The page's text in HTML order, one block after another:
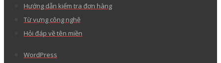
Hướng dẫn kiểm tra đơn hàng
Từ vựng công nghệ
Hỏi đáp về tên miền
WordPress